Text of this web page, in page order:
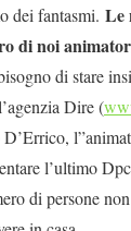
dei fantasmi. Le
di noi
di stare
Dire (
D’Errico,
l’ultimo
di persone